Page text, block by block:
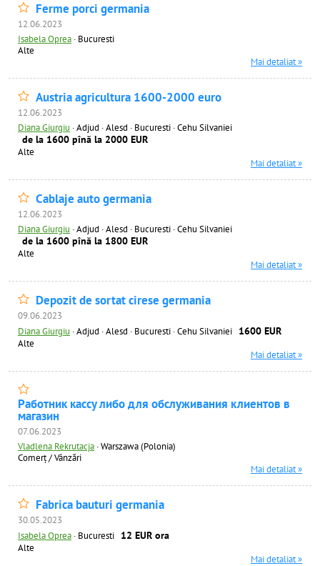
Ferme porci germania
12.06.2023
Isabela Oprea · Bucuresti
Alte
Mai detaliat »
Austria agricultura 1600-2000 euro
12.06.2023
Diana Giurgiu ·Adjud · Alesd · Bucuresti · Cehu Silvaniei
de la 1600 pînă la 2000 EUR
Alte
Mai detaliat »
Cablaje auto germania
12.06.2023
Diana Giurgiu ·Adjud · Alesd · Bucuresti · Cehu Silvaniei
de la 1600 pînă la 1800 EUR
Alte
Mai detaliat »
Depozit de sortat cirese germania
09.06.2023
Diana Giurgiu ·Adjud · Alesd · Bucuresti · Cehu Silvaniei 1600 EUR
Alte
Mai detaliat »
Работник кассу либо для обслуживания клиентов в
магазин
07.06.2023
Vladlena Rekrutacja ·Warszawa (Polonia)
Comerț / Vânzări
Mai detaliat »
Fabrica bauturi germania
30.05.2023
Isabela Oprea · Bucuresti 12 EUR ora
Alte
Mai detaliat »